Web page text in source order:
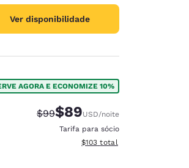
Ver disponibilidade
AGORA E ECONOMIZE 10%
Tarifa anterior “tachada”:
$99Tarifa com desconto:
$89USD/noite
Tarifa para sócio
Exibir detalhes do total
$103 total